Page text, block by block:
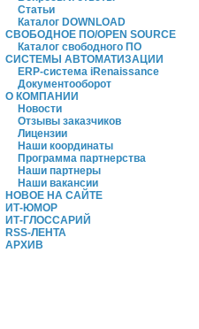
Статьи
Каталог DOWNLOAD
СВОБОДНОЕ ПО/OPEN SOURCE
Каталог свободного ПО
СИСТЕМЫ АВТОМАТИЗАЦИИ
ERP-система iRenaissance
Документооборот
О КОМПАНИИ
Новости
Отзывы заказчиков
Лицензии
Наши координаты
Программа партнерства
Наши партнеры
Наши вакансии
НОВОЕ НА САЙТЕ
ИТ-ЮМОР
ИТ-ГЛОССАРИЙ
RSS-ЛЕНТА
АРХИВ